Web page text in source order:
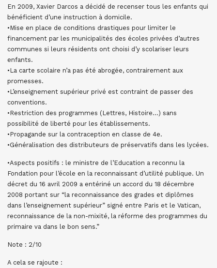
En 2009, Xavier Darcos a décidé de recenser tous les enfants qui
bénéficient d’une instruction à domicile.
•Mise en place de conditions drastiques pour limiter le
financement par les municipalités des écoles privées d’autres
communes si leurs résidents ont choisi d’y scolariser leurs
enfants.
•La carte scolaire n’a pas été abrogée, contrairement aux
promesses.
•L’enseignement supérieur privé est contraint de passer des
conventions.
•Restriction des programmes (Lettres, Histoire…) sans
possibilité de liberté pour les établissements.
•Propagande sur la contraception en classe de 4e.
•Généralisation des distributeurs de préservatifs dans les lycées.
•Aspects positifs : le ministre de l’Education a reconnu la
Fondation pour l’école en la reconnaissant d’utilité publique. Un
décret du 16 avril 2009 a entériné un accord du 18 décembre
2008 portant sur “la reconnaissance des grades et diplômes
dans l’enseignement supérieur” signé entre Paris et le Vatican,
reconnaissance de la non-mixité, la réforme des programmes du
primaire va dans le bon sens.”
Note : 2/10
A cela se rajoute :